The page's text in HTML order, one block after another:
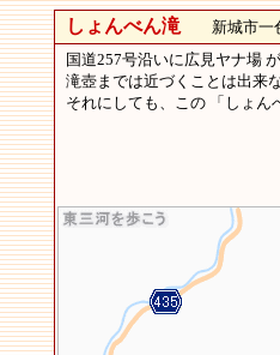
しょんべん滝新城市一
国道257号沿いに広見ヤナ場
滝壺までは近づくことは出来
それにしても、この 「しょん